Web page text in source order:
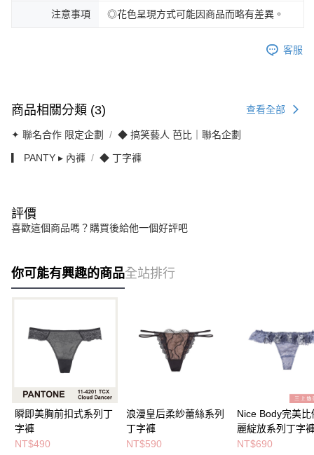
注意事項 ◎花色呈現方式可能因商品而略有差異。
客服
商品相關分類 (3) 查看全部
✦ 聯名合作 限定企劃 ◆ 搞笑藝人 芭比｜聯名企劃
▎ PANTY ▸ 內褲 ◆ 丁字褲
評價
喜歡這個商品嗎？購買後給他一個好評吧
你可能有興趣的商品全站排行
瞬即美胸前扣式系列丁
字褲
NT$490
浪漫皇后柔紗蕾絲系列
丁字褲
NT$590
Nice Body完美比
麗綻放系列丁字
NT$690